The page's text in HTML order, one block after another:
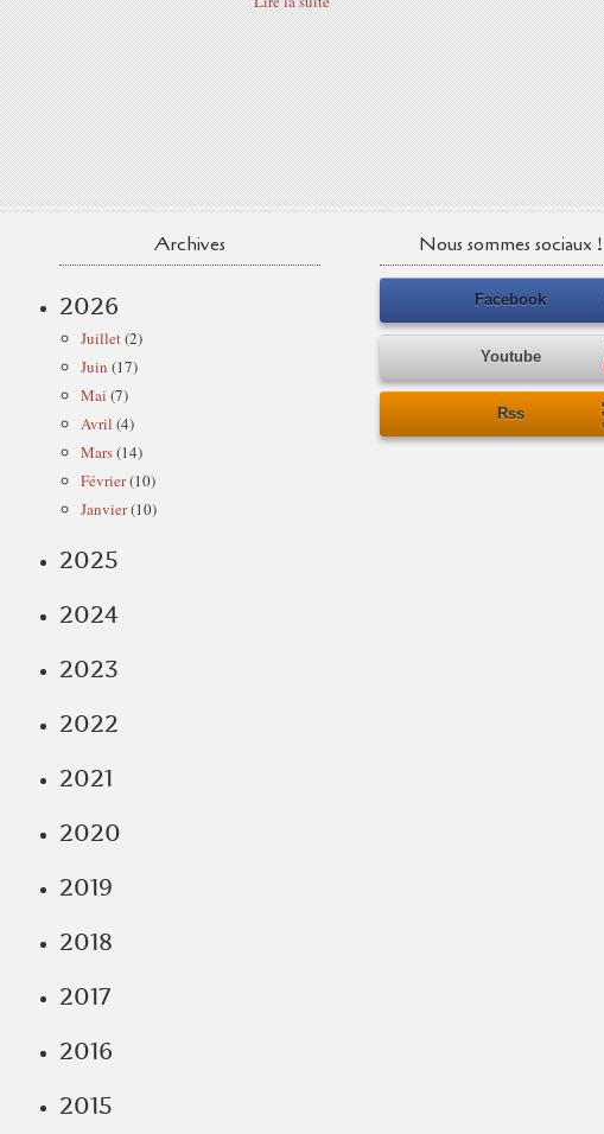
Archives
2026
Juillet(2)
Juin (17)
Mai (7)
Avril (4)
Mars(14)
Février(10)
Janvier(10)
2025
2024
2023
2022
2021
2020
2019
2018
2017
2016
2015
Nous sommes sociaux !
Facebook
Youtube
Rss